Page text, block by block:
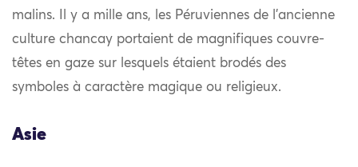
malins. Il y a mille ans, les Péruviennes de l’ancienne
culture chancay portaient de magnifiques couvre-
têtes en gaze sur lesquels étaient brodés des
symboles à caractère magique ou religieux.
Asie